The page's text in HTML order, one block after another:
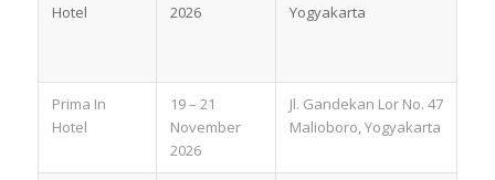
Hotel
2026
Yogyakarta
Prima In
Hotel
19 – 21
November
2026
Jl. Gandekan Lor No. 47
Malioboro, Yogyakarta